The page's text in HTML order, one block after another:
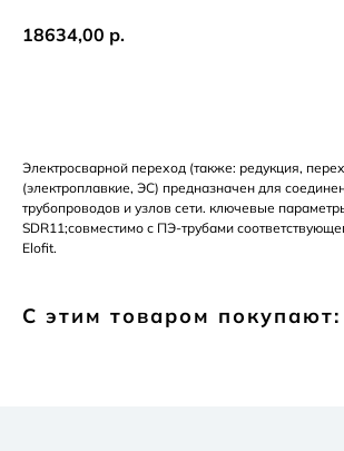
18634,00 р.
Электросварной переход (также: редукция,
(электроплавкие, ЭС) предназначен для
трубопроводов и узлов сети. ключевые
SDR11;совместимо с ПЭ-трубами
Elofit.
С этим товаром покупают: